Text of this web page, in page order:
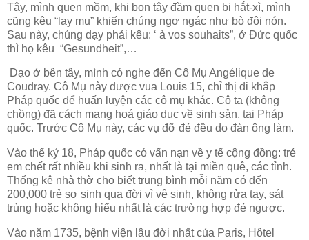
Tây, mình quen mồm, khi bọn tây đầm quen bị hắt-xì, mình
cũng kêu “lạy mụ” khiến chúng ngơ ngác như bò đội nón.
Sau này, chúng dạy phải kêu: ‘ à vos souhaits”, ở Đức quốc
thì họ kêu “Gesundheit”,…
Dạo ở bên tây, mình có nghe đến Cô Mụ Angélique de
Coudray. Cô Mụ này được vua Louis 15, chỉ thị đi khắp
Pháp quốc để huấn luyện các cô mụ khác. Cô ta (không
chồng) đã cách mạng hoá giáo dục về sinh sản, tại Pháp
quốc. Trước Cô Mụ này, các vụ đỡ đẻ đều do đàn ông làm.
Vào thế kỷ 18, Pháp quốc có vấn nạn về y tế cộng đồng: trẻ
em chết rất nhiều khi sinh ra, nhất là tại miền quê, các tỉnh.
Thống kê nhà thờ cho biết trung bình mỗi năm có đến
200,000 trẻ sơ sinh qua đời vì vệ sinh, không rửa tay, sát
trùng hoặc không hiểu nhất là các trường hợp đẻ ngược.
Vào năm 1735, bệnh viện lâu đời nhất của Paris, Hôtel